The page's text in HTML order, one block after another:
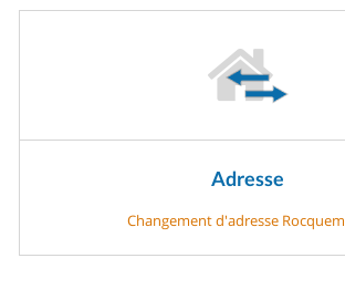
Adresse
Changement d'adresse